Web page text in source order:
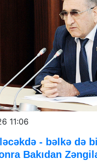
11:06
- bəlkə də
Bakıdan